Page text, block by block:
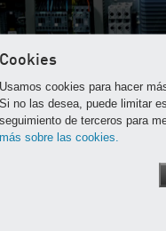
Estos compresores de tornillos
Cookies
Usamos cookies para hacer
Si no las desea, puede limitar
seguimiento de terceros para
más sobre las cookies.